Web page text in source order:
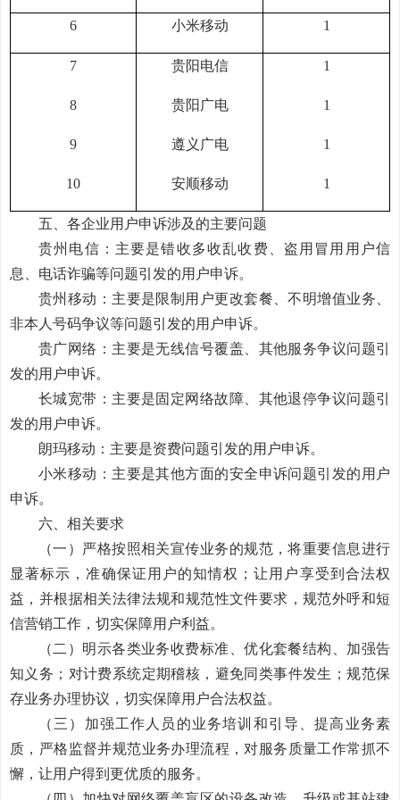
6 小米移动 1
7 贵阳电信 1
8 贵阳广电 1
9 遵义广电 1
10 安顺移动 1
五、各企业用户申诉涉及的主要问题
贵州电信：主要是错收多收乱收费、盗用冒用用户信
息、电话诈骗等问题引发的用户申诉。
贵州移动：主要是限制用户更改套餐、不明增值业务、
非本人号码争议等问题引发的用户申诉。
贵广网络：主要是无线信号覆盖、其他服务争议问题引
发的用户申诉。
长城宽带：主要是固定网络故障、其他退停争议问题引
发的用户申诉。
朗玛移动： 主要是资费问题引发的用户申诉。
小米移动：主要是其他方面的安全申诉问题引发的用户
申诉。
六、相关要求
（一）严格按照相关宣传业务的规范，将重要信息进行
显著标示，准确保证用户的知情权；让用户享受到合法权
益，并根据相关法律法规和规范性文件要求，规范外呼和短
信营销工作， 切实保障用户利益。
（二） 明示各类业务收费标准、优化套餐结构、加强告
知义务；对计费系统定期稽核，避免同类事件发生； 规范保
存业务办理协议 ， 切实保障用户合法权益。
（三）加强工作人员的业务培训和引导、提高业务素
质，严格监督并规范业务办理流程，对服务质量工作常抓不
懈 ，让用户得到更优质的服务。